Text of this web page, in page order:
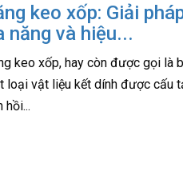
keo xốp: Giải
năng và hiệu...
keo xốp, hay còn được gọi là
loại vật liệu kết dính được cấu
hồi...